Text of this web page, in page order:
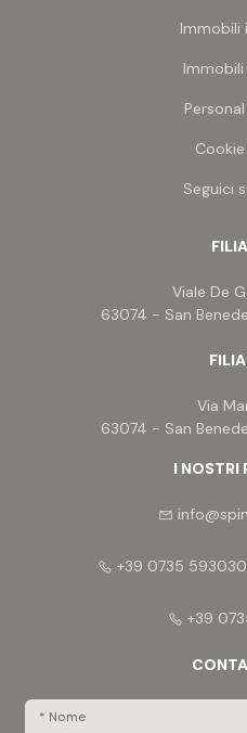
Seguici
Viale De
63074 - San
Via
63074 - San
I NOSTRI
+39 0735
+39
* Nome